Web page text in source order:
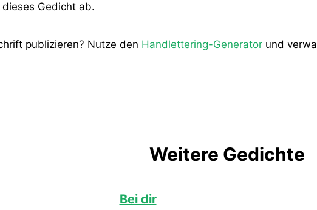
Gedicht ab.
publizieren? Nutze den Handlettering-Generator und
Weitere Gedichte
Bei dir